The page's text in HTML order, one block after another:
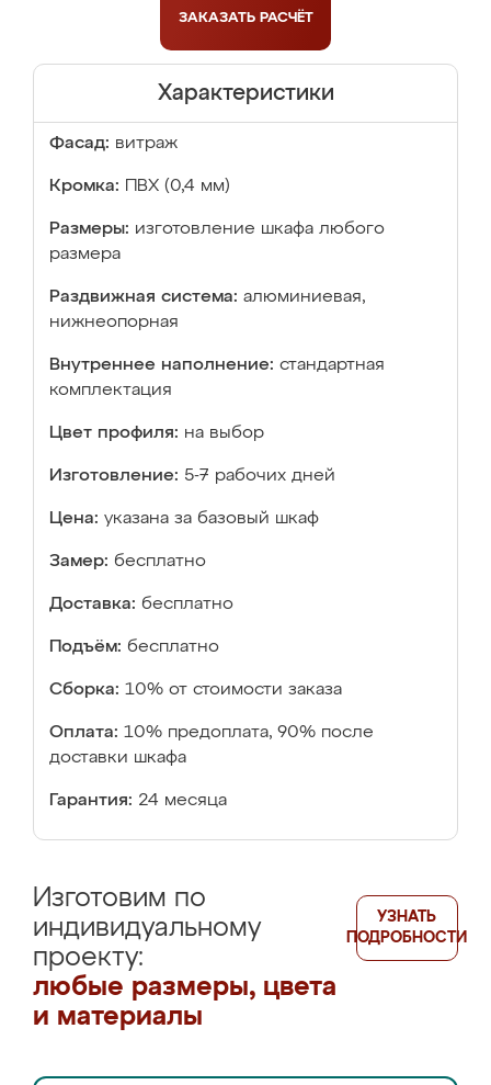
ЗАКАЗАТЬ РАСЧЁТ
Характеристики
Фасад: витраж
Кромка: ПВХ (0,4 мм)
Размеры: изготовление шкафа любого
размера
Раздвижная система: алюминиевая,
нижнеопорная
Внутреннее наполнение: стандартная
комплектация
Цвет профиля: на выбор
Изготовление: 5-7 рабочих дней
Цена: указана за базовый шкаф
Замер: бесплатно
Доставка: бесплатно
Подъём: бесплатно
Сборка: 10% от стоимости заказа
Оплата: 10% предоплата, 90% после
доставки шкафа
Гарантия: 24 месяца
Изготовим по
индивидуальному
проекту:
любые размеры, цвета
и материалы
УЗНАТЬ
ПОДРОБНОСТИ